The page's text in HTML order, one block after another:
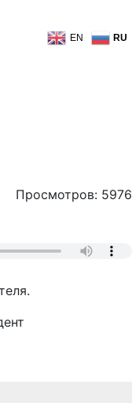
EN RU
Просмотров: 5976